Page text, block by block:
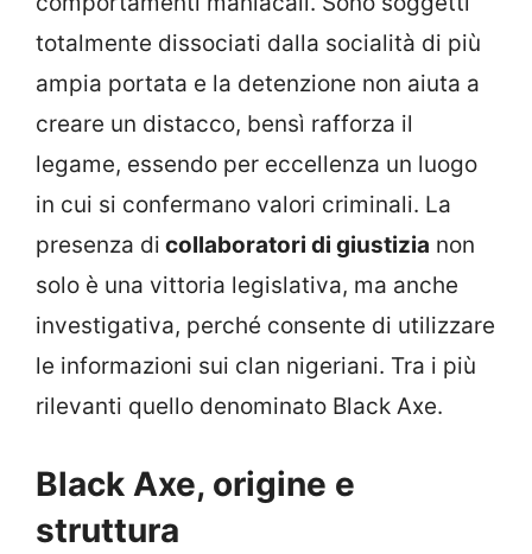
totalmente dissociati dalla socialità di più
ampia portata e la detenzione non aiuta a
creare un distacco, bensì rafforza il
legame, essendo per eccellenza un luogo
in cui si confermano valori criminali. La
presenza di collaboratori di giustizia non
solo è una vittoria legislativa, ma anche
investigativa, perché consente di utilizzare
le informazioni sui clan nigeriani. Tra i più
rilevanti quello denominato Black Axe.
Black Axe, origine e
struttura